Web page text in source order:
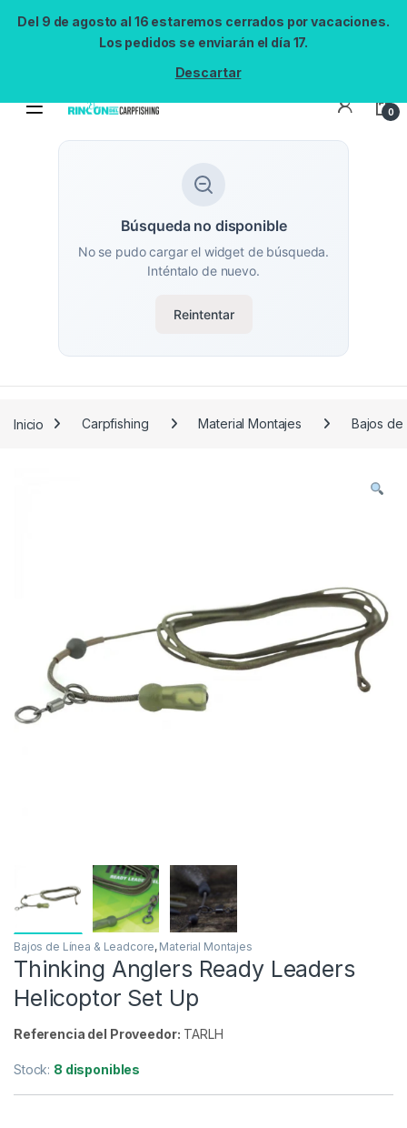
Del 9 de agosto al 16 estaremos cerrados por vacaciones.
Los pedidos se enviarán el día 17.
Descartar
0
Búsqueda no disponible
No se pudo cargar el widget de búsqueda.
Inténtalo de nuevo.
Reintentar
Inicio Carpfishing Material Montajes Bajos de
Bajos de Línea & Leadcore, Material Montajes
Thinking Anglers Ready Leaders
Helicoptor Set Up
Referencia del Proveedor: TARLH
Stock: 8 disponibles